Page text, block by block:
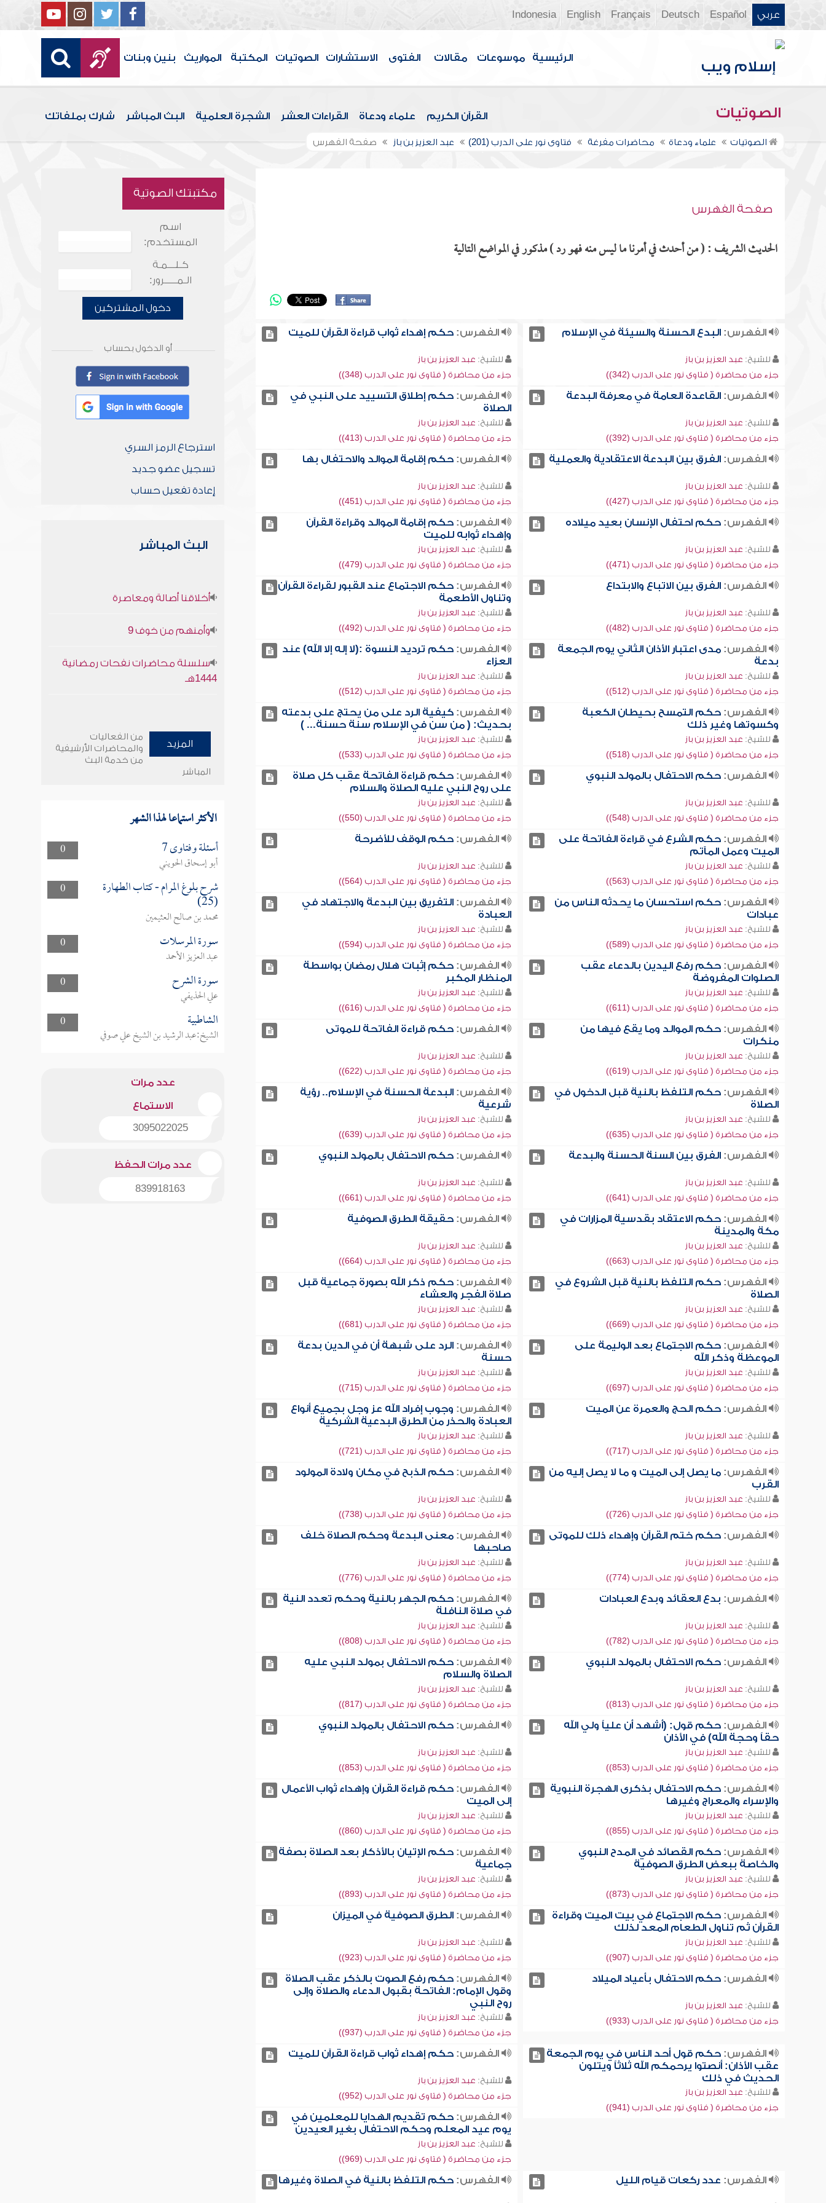
عربي Español
Deutsch
Français
English
Indonesia
الرئيسية موسوعات مقالات الفتوى الاستشارات الصوتيات المكتبة المواريث بنين وبنات
الصوتيات القرآن الكريم علماء ودعاة القراءات العشر الشجرة العلمية البث المباشر شارك بملفاتك
الصوتيات علماء ودعاة محاضرات مفرغة فتاوى نور على الدرب (201) عبد العزيز بن باز صفحة الفهرس
صفحة الفهرس
الحديث الشريف : ( من أحدث في أمرنا ما ليس منه فهو رد ) مذكور في المواضع التالية
الفهرس:البدع الحسنة والسيئة في الإسلام
للشيخ: عبد العزيز بن باز
جزء من محاضرة ( فتاوى نور على الدرب (342))
الفهرس: حكم إهداء ثواب قراءة القرآن للميت
للشيخ: عبد العزيز بن باز
جزء من محاضرة ( فتاوى نور على الدرب (348))
الفهرس:القاعدة العامة في معرفة البدعة
للشيخ: عبد العزيز بن باز
جزء من محاضرة ( فتاوى نور على الدرب (392))
الفهرس: حكم إطلاق التسييد على النبي في
الصلاة
للشيخ: عبد العزيز بن باز
جزء من محاضرة ( فتاوى نور على الدرب (413))
الفهرس:الفرق بين البدعة الاعتقادية والعملية
للشيخ: عبد العزيز بن باز
جزء من محاضرة ( فتاوى نور على الدرب (427))
الفهرس: حكم إقامة الموالد والاحتفال بها
للشيخ: عبد العزيز بن باز
جزء من محاضرة ( فتاوى نور على الدرب (451))
الفهرس:حكم احتفال الإنسان بعيد ميلاده
للشيخ: عبد العزيز بن باز
جزء من محاضرة ( فتاوى نور على الدرب (471))
الفهرس: حكم إقامة الموالد وقراءة القرآن
وإهداء ثوابه للميت
للشيخ: عبد العزيز بن باز
جزء من محاضرة ( فتاوى نور على الدرب (479))
الفهرس:الفرق بين الاتباع والابتداع
للشيخ: عبد العزيز بن باز
جزء من محاضرة ( فتاوى نور على الدرب (482))
الفهرس: حكم الاجتماع عند القبور لقراءة القرآن
وتناول الأطعمة
للشيخ: عبد العزيز بن باز
جزء من محاضرة ( فتاوى نور على الدرب (492))
الفهرس:مدى اعتبار الأذان الثاني يوم الجمعة
بدعة
للشيخ: عبد العزيز بن باز
جزء من محاضرة ( فتاوى نور على الدرب (512))
الفهرس: حكم ترديد النسوة :(لا إله إلا الله) عند
العزاء
للشيخ: عبد العزيز بن باز
جزء من محاضرة ( فتاوى نور على الدرب (512))
الفهرس:حكم التمسح بحيطان الكعبة
وكسوتها وغير ذلك
للشيخ: عبد العزيز بن باز
جزء من محاضرة ( فتاوى نور على الدرب (518))
الفهرس: كيفية الرد على من يحتج على بدعته
بحديث: ( من سن في الإسلام سنة حسنة... )
للشيخ: عبد العزيز بن باز
جزء من محاضرة ( فتاوى نور على الدرب (533))
الفهرس:حكم الاحتفال بالمولد النبوي
للشيخ: عبد العزيز بن باز
جزء من محاضرة ( فتاوى نور على الدرب (548))
الفهرس: حكم قراءة الفاتحة عقب كل صلاة
على روح النبي عليه الصلاة والسلام
للشيخ: عبد العزيز بن باز
جزء من محاضرة ( فتاوى نور على الدرب (550))
الفهرس:حكم الشرع في قراءة الفاتحة على
الميت وعمل المآتم
للشيخ: عبد العزيز بن باز
جزء من محاضرة ( فتاوى نور على الدرب (563))
الفهرس: حكم الوقف للأضرحة
للشيخ: عبد العزيز بن باز
جزء من محاضرة ( فتاوى نور على الدرب (564))
الفهرس:حكم استحسان ما يحدثه الناس من
عبادات
للشيخ: عبد العزيز بن باز
جزء من محاضرة ( فتاوى نور على الدرب (589))
الفهرس: التفريق بين البدعة والاجتهاد في
العبادة
للشيخ: عبد العزيز بن باز
جزء من محاضرة ( فتاوى نور على الدرب (594))
الفهرس:حكم رفع اليدين بالدعاء عقب
الصلوات المفروضة
للشيخ: عبد العزيز بن باز
جزء من محاضرة ( فتاوى نور على الدرب (611))
الفهرس: حكم إثبات هلال رمضان بواسطة
المنظار المكبر
للشيخ: عبد العزيز بن باز
جزء من محاضرة ( فتاوى نور على الدرب (616))
الفهرس:حكم الموالد وما يقع فيها من
منكرات
للشيخ: عبد العزيز بن باز
جزء من محاضرة ( فتاوى نور على الدرب (619))
الفهرس: حكم قراءة الفاتحة للموتى
للشيخ: عبد العزيز بن باز
جزء من محاضرة ( فتاوى نور على الدرب (622))
الفهرس:حكم التلفظ بالنية قبل الدخول في
الصلاة
للشيخ: عبد العزيز بن باز
جزء من محاضرة ( فتاوى نور على الدرب (635))
الفهرس: البدعة الحسنة في الإسلام.. رؤية
شرعية
للشيخ: عبد العزيز بن باز
جزء من محاضرة ( فتاوى نور على الدرب (639))
الفهرس:الفرق بين السنة الحسنة والبدعة
للشيخ: عبد العزيز بن باز
جزء من محاضرة ( فتاوى نور على الدرب (641))
الفهرس: حكم الاحتفال بالمولد النبوي
للشيخ: عبد العزيز بن باز
جزء من محاضرة ( فتاوى نور على الدرب (661))
الفهرس:حكم الاعتقاد بقدسية المزارات في
مكة والمدينة
للشيخ: عبد العزيز بن باز
جزء من محاضرة ( فتاوى نور على الدرب (663))
الفهرس: حقيقة الطرق الصوفية
للشيخ: عبد العزيز بن باز
جزء من محاضرة ( فتاوى نور على الدرب (664))
الفهرس:حكم التلفظ بالنية قبل الشروع في
الصلاة
للشيخ: عبد العزيز بن باز
جزء من محاضرة ( فتاوى نور على الدرب (669))
الفهرس: حكم ذكر الله بصورة جماعية قبل
صلاة الفجر والعشاء
للشيخ: عبد العزيز بن باز
جزء من محاضرة ( فتاوى نور على الدرب (681))
الفهرس:حكم الاجتماع بعد الوليمة على
الموعظة وذكر الله
للشيخ: عبد العزيز بن باز
جزء من محاضرة ( فتاوى نور على الدرب (697))
الفهرس: الرد على شبهة أن في الدين بدعة
حسنة
للشيخ: عبد العزيز بن باز
جزء من محاضرة ( فتاوى نور على الدرب (715))
الفهرس:حكم الحج والعمرة عن الميت
للشيخ: عبد العزيز بن باز
جزء من محاضرة ( فتاوى نور على الدرب (717))
الفهرس: وجوب إفراد الله عز وجل بجميع أنواع
العبادة والحذر من الطرق البدعية الشركية
للشيخ: عبد العزيز بن باز
جزء من محاضرة ( فتاوى نور على الدرب (721))
الفهرس:ما يصل إلى الميت و ما لا يصل إليه من
القرب
للشيخ: عبد العزيز بن باز
جزء من محاضرة ( فتاوى نور على الدرب (726))
الفهرس: حكم الذبح في مكان ولادة المولود
للشيخ: عبد العزيز بن باز
جزء من محاضرة ( فتاوى نور على الدرب (738))
الفهرس:حكم ختم القرآن وإهداء ذلك للموتى
للشيخ: عبد العزيز بن باز
جزء من محاضرة ( فتاوى نور على الدرب (774))
الفهرس: معنى البدعة وحكم الصلاة خلف
صاحبها
للشيخ: عبد العزيز بن باز
جزء من محاضرة ( فتاوى نور على الدرب (776))
الفهرس: بدع العقائد وبدع العبادات
للشيخ: عبد العزيز بن باز
جزء من محاضرة ( فتاوى نور على الدرب (782))
الفهرس: حكم الجهر بالنية وحكم تعدد النية
في صلاة النافلة
للشيخ: عبد العزيز بن باز
جزء من محاضرة ( فتاوى نور على الدرب (808))
الفهرس:حكم الاحتفال بالمولد النبوي
للشيخ: عبد العزيز بن باز
جزء من محاضرة ( فتاوى نور على الدرب (813))
الفهرس: حكم الاحتفال بمولد النبي عليه
الصلاة والسلام
للشيخ: عبد العزيز بن باز
جزء من محاضرة ( فتاوى نور على الدرب (817))
الفهرس:حكم قول: (أشهد أن علياً ولي الله
حقاً وحجة الله) في الأذان
للشيخ: عبد العزيز بن باز
جزء من محاضرة ( فتاوى نور على الدرب (853))
الفهرس: حكم الاحتفال بالمولد النبوي
للشيخ: عبد العزيز بن باز
جزء من محاضرة ( فتاوى نور على الدرب (853))
الفهرس:حكم الاحتفال بذكرى الهجرة النبوية
والإسراء والمعراج وغيرها
للشيخ: عبد العزيز بن باز
جزء من محاضرة ( فتاوى نور على الدرب (855))
الفهرس: حكم قراءة القرآن وإهداء ثواب الأعمال
إلى الميت
للشيخ: عبد العزيز بن باز
جزء من محاضرة ( فتاوى نور على الدرب (860))
الفهرس:حكم القصائد في المدح النبوي
والخاصة ببعض الطرق الصوفية
للشيخ: عبد العزيز بن باز
جزء من محاضرة ( فتاوى نور على الدرب (873))
الفهرس: حكم الإتيان بالأذكار بعد الصلاة بصفة
جماعية
للشيخ: عبد العزيز بن باز
جزء من محاضرة ( فتاوى نور على الدرب (893))
الفهرس:حكم الاجتماع في بيت الميت وقراءة
القرآن ثم تناول الطعام المعد لذلك
للشيخ: عبد العزيز بن باز
جزء من محاضرة ( فتاوى نور على الدرب (907))
الفهرس: الطرق الصوفية في الميزان
للشيخ: عبد العزيز بن باز
جزء من محاضرة ( فتاوى نور على الدرب (923))
الفهرس:حكم الاحتفال بأعياد الميلاد
للشيخ: عبد العزيز بن باز
جزء من محاضرة ( فتاوى نور على الدرب (933))
الفهرس: حكم رفع الصوت بالذكر عقب الصلاة
وقول الإمام: الفاتحة بقبول الدعاء والصلاة وإلى
روح النبي
للشيخ: عبد العزيز بن باز
جزء من محاضرة ( فتاوى نور على الدرب (937))
الفهرس:حكم قول أحد الناس في يوم الجمعة
عقب الأذان: أنصتوا يرحمكم الله ثلاثاً ويتلون
الحديث في ذلك
للشيخ: عبد العزيز بن باز
جزء من محاضرة ( فتاوى نور على الدرب (941))
الفهرس: حكم إهداء ثواب قراءة القرآن للميت
للشيخ: عبد العزيز بن باز
جزء من محاضرة ( فتاوى نور على الدرب (952))
الفهرس: حكم تقديم الهدايا للمعلمين في
يوم عيد المعلم وحكم الاحتفال بغير العيدين
للشيخ: عبد العزيز بن باز
جزء من محاضرة ( فتاوى نور على الدرب (969))
الفهرس: عدد ركعات قيام الليل الفهرس: حكم التلفظ بالنية في الصلاة وغيرها
مكتبتك الصوتية
اسم
المستخدم:
كـلـــمـة
الـمـــــرور:
دخول المشتركين
أو الدخول بحساب
استرجاع الرمز السري
تسجيل عضو جديد
إعادة تفعيل حساب
البث المباشر
أخلاقنا أصالة ومعاصرة
وأمنهم من خوف 9
سلسلة محاضرات نفحات رمضانية
1444هـ
المزيد
من الفعاليات
والمحاضرات الأرشيفية
من خدمة البث
المباشر
الأكثر استماعا لهذا الشهر
0 أسئلة وفتاوى 7
أبو إسحاق الحويني
0
شرح بلوغ المرام - كتاب الطهارة
(25)
محمد بن صالح العثيمين
0
سورة المرسلات
عبد العزيز الأحمد
0
سورة الشرح
علي الحذيفي
0
الشاطبية
الشيخ:عبد الرشيد بن الشيخ علي صوفي
عدد مرات
الاستماع
3095022025
عدد مرات الحفظ
839918163